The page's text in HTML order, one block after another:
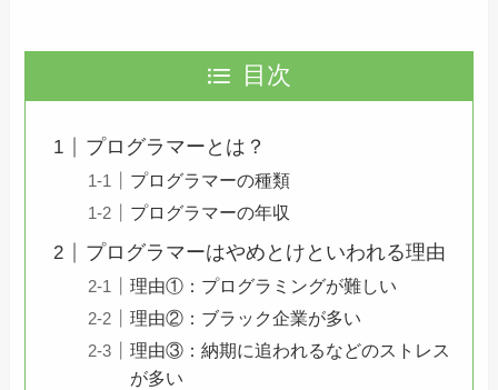
目次
プログラマーとは？
プログラマーの種類
プログラマーの年収
プログラマーはやめとけといわれる理由
理由①：プログラミングが難しい
理由②：ブラック企業が多い
理由③：納期に追われるなどのストレス
が多い